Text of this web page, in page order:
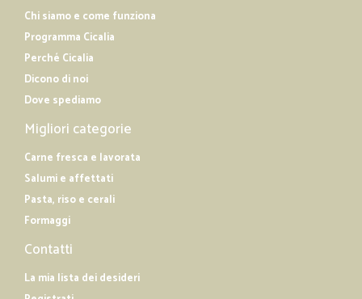
Chi siamo e come funziona
Programma Cicalia
Perché Cicalia
Dicono di noi
Dove spediamo
Migliori categorie
Carne fresca e lavorata
Salumi e affettati
Pasta, riso e cerali
Formaggi
Contatti
La mia lista dei desideri